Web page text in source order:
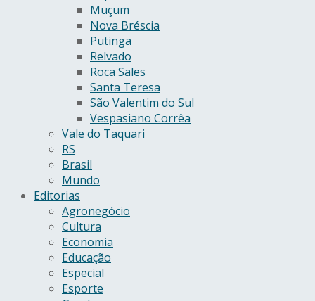
Muçum
Nova Bréscia
Putinga
Relvado
Roca Sales
Santa Teresa
São Valentim do Sul
Vespasiano Corrêa
Vale do Taquari
RS
Brasil
Mundo
Editorias
Agronegócio
Cultura
Economia
Educação
Especial
Esporte